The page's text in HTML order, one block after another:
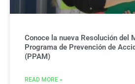
Conoce la nueva Resolución del
Programa de Prevención de
(PPAM)
READ MORE »